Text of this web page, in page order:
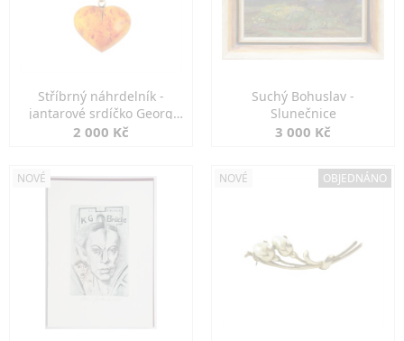
Stříbrný náhrdelník -
jantarové srdíčko Georg
Kramer
2 000 Kč
Suchý Bohuslav -
Slunečnice
3 000 Kč
NOVÉ NOVÉ OBJEDNÁNO